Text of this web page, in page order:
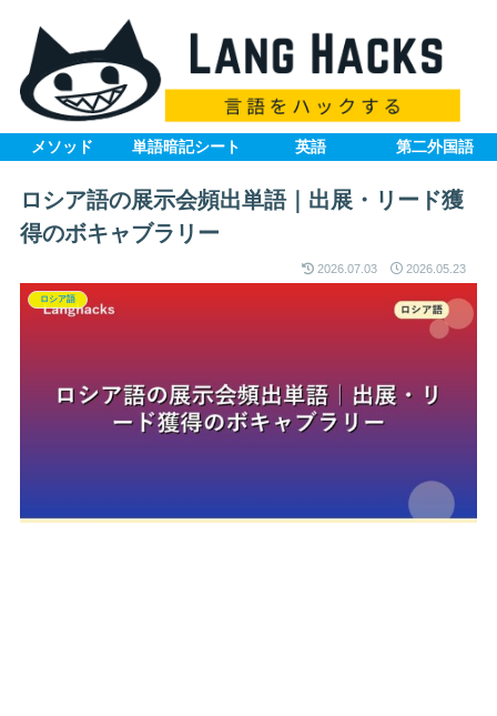
メソッド 単語暗記シート 英語 第二外国語
ロシア語の展示会頻出単語｜出展・リード獲
得のボキャブラリー
2026.07.03 2026.05.23
ロシア語